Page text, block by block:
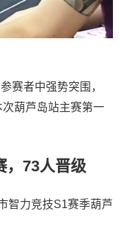
赛者中强势突围，
葫芦岛站主赛第一
，73人晋级
智力竞技S1赛季葫芦